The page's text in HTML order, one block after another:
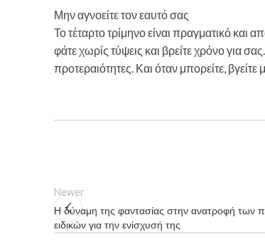
Μην αγνοείτε τον εαυτό σας
Το τέταρτο τρίμηνο είναι πραγματικό και
φάτε χωρίς τύψεις και βρείτε χρόνο για
προτεραιότητες. Και όταν μπορείτε,
Newer
Η δύναμη της φαντασίας στην ανατροφή των
ειδικών για την ενίσχυσή της